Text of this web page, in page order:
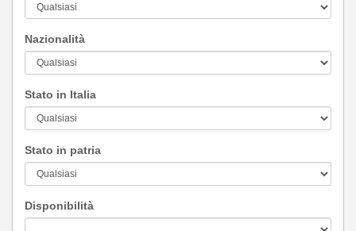
Nazionalità
Stato in Italia
Stato in patria
Disponibilità